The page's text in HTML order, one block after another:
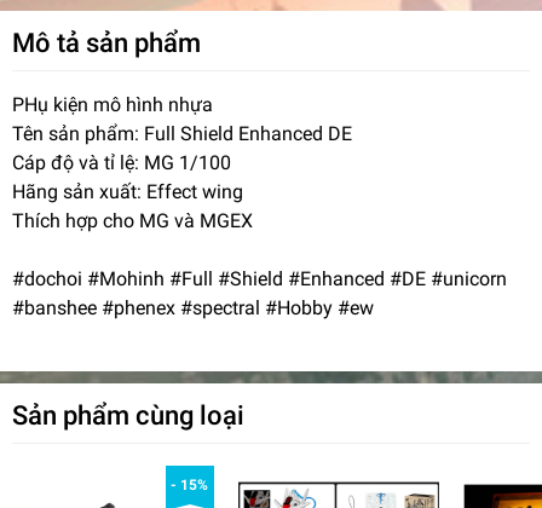
Mô tả sản phẩm
PHụ kiện mô hình nhựa
Tên sản phẩm: Full Shield Enhanced DE
Cáp độ và tỉ lệ: MG 1/100
Hãng sản xuất: Effect wing
Thích hợp cho MG và MGEX
#dochoi #Mohinh #Full #Shield #Enhanced #DE #unicorn
#banshee #phenex #spectral #Hobby #ew
Sản phẩm cùng loại
- 15%